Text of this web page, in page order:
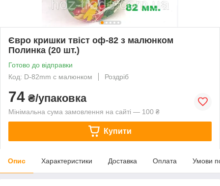
Євро кришки твіст оф-82 з малюнком
Полинка (20 шт.)
Готово до відправки
Код: D-82mm с малюнком
Роздріб
74 ₴/упаковка
Мінімальна сума замовлення на сайті — 100 ₴
Купити
Опис Характеристики Доставка Оплата Умови